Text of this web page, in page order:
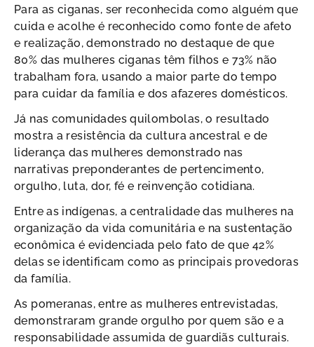
Para as ciganas, ser reconhecida como alguém que
cuida e acolhe é reconhecido como fonte de afeto
e realização, demonstrado no destaque de que
80% das mulheres ciganas têm filhos e 73% não
trabalham fora, usando a maior parte do tempo
para cuidar da família e dos afazeres domésticos.
Já nas comunidades quilombolas, o resultado
mostra a resistência da cultura ancestral e de
liderança das mulheres demonstrado nas
narrativas preponderantes de pertencimento,
orgulho, luta, dor, fé e reinvenção cotidiana.
Entre as indígenas, a centralidade das mulheres na
organização da vida comunitária e na sustentação
econômica é evidenciada pelo fato de que 42%
delas se identificam como as principais provedoras
da família.
As pomeranas, entre as mulheres entrevistadas,
demonstraram grande orgulho por quem são e a
responsabilidade assumida de guardiãs culturais.